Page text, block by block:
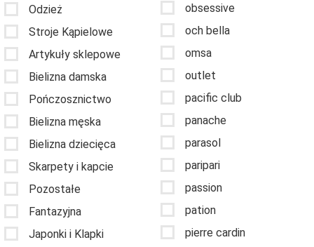
Odzież
Stroje Kąpielowe
Artykuły sklepowe
Bielizna damska
Pończosznictwo
Bielizna męska
Bielizna dziecięca
Skarpety i kapcie
Pozostałe
Fantazyjna
Japonki i Klapki
obsessive
och bella
omsa
outlet
pacific club
panache
parasol
paripari
passion
pation
pierre cardin